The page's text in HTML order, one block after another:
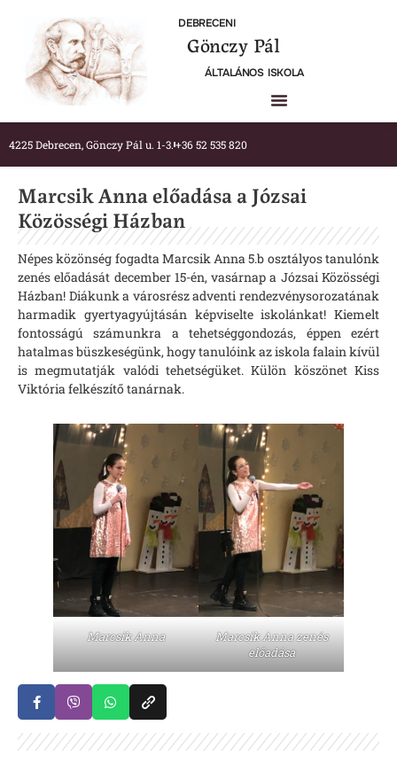
DEBRECENI
Gönczy Pál
ÁLTALÁNOS ISKOLA
4225 Debrecen, Gönczy Pál u. 1-3.+36 52 535 820
Marcsik Anna előadása a Józsai
Közösségi Házban
Népes közönség fogadta Marcsik Anna 5.b osztályos tanulónk
zenés előadását december 15-én, vasárnap a Józsai Közösségi
Házban! Diákunk a városrész adventi rendezvénysorozatának
harmadik gyertyagyújtásán képviselte iskolánkat! Kiemelt
fontosságú számunkra a tehetséggondozás, éppen ezért
hatalmas büszkeségünk, hogy tanulóink az iskola falain kívül
is megmutatják valódi tehetségüket. Külön köszönet Kiss
Viktória felkészítő tanárnak.
Marcsik Anna
Marcsik Anna zenés
előadása